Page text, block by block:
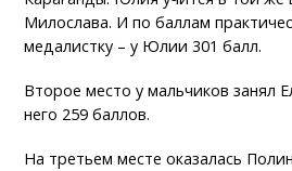
Милослава. И по баллам
медалистку – у Юлии 301 балл.
Второе место у мальчиков занял
него 259 баллов.
На третьем месте оказалась